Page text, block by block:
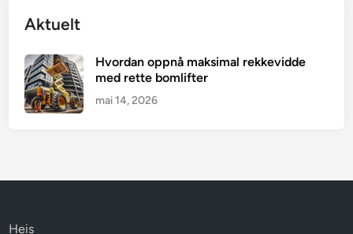
Aktuelt
Hvordan oppnå maksimal rekkevidde
med rette bomlifter
mai 14, 2026
Heis